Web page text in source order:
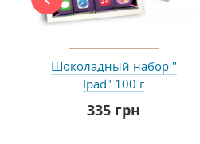
Шоколадный набор "
Ipad" 100 г
335 грн